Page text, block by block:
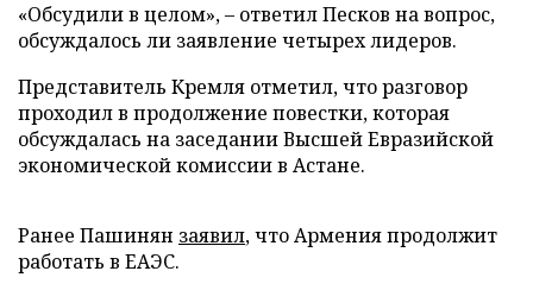
«Обсудили в целом», – ответил Песков на вопрос,
обсуждалось ли заявление четырех лидеров.
Представитель Кремля отметил, что разговор
проходил в продолжение повестки, которая
обсуждалась на заседании Высшей Евразийской
экономической комиссии в Астане.
Ранее Пашинян заявил, что Армения продолжит
работать в ЕАЭС.